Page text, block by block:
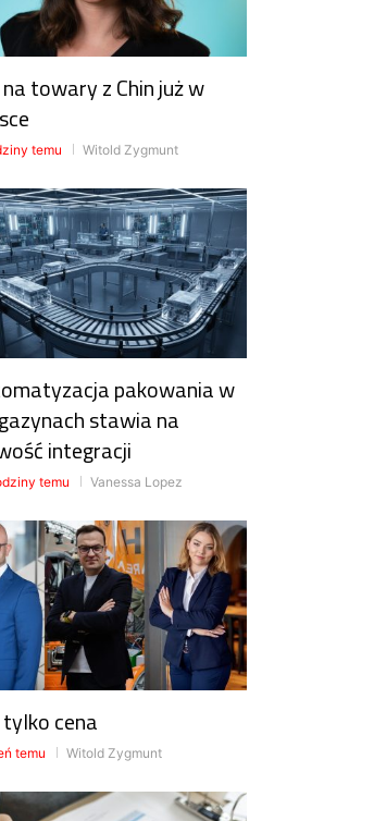
na towary z Chin już w
temu Witold Zygmunt
pakowania w
stawia na
integracji
temu Vanessa Lopez
cena
temu Witold Zygmunt